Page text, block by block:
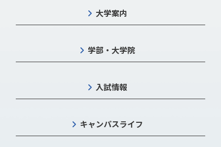
大学案内
学部・大学院
入試情報
キャンパスライフ